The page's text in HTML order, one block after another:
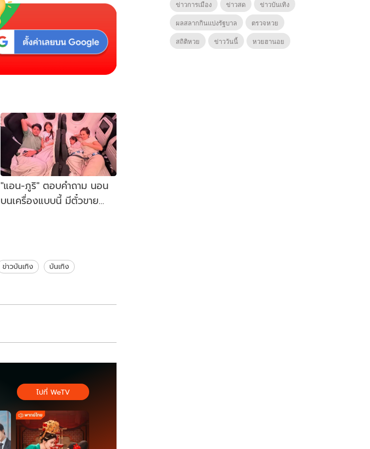
"แอน-ภูริ" ตอบคำถาม นอน
บนเครื่องแบบนี้ มีตั๋วขาย
ข่าวบันเทิง
บันเทิง
ไปที่ WeTV
ข่าวการเมือง
ข่าวสด
ข่าวบันเทิง
ผลสลากกินแบ่งรัฐบาล
ตรวจหวย
สถิติหวย
ข่าววันนี้ หวยฮานอย